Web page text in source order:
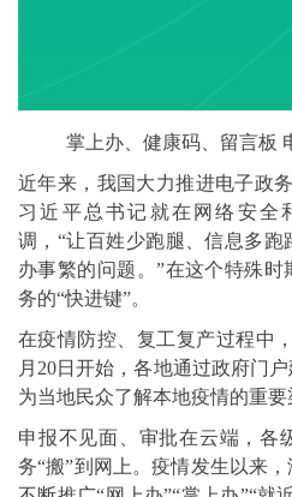
掌上办、健康码、留言板
近年来，我国大力推进电子政
习近平总书记就在网络安全
调，“让百姓少跑腿、信息多跑
办事繁的问题。”在这个特殊
务的“快进键”。
在疫情防控、复工复产过程中
月20日开始，各地通过政府门
为当地民众了解本地疫情的重要
申报不见面、审批在云端，各
务“搬”到网上。疫情发生以来